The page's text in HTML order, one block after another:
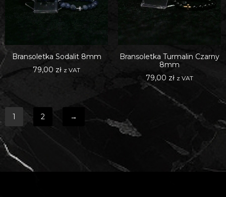
Bransoletka Sodalit 8mm
79,00 zł z VAT
Bransoletka Turmalin Czarny
8mm
79,00 zł z VAT
1 2 →